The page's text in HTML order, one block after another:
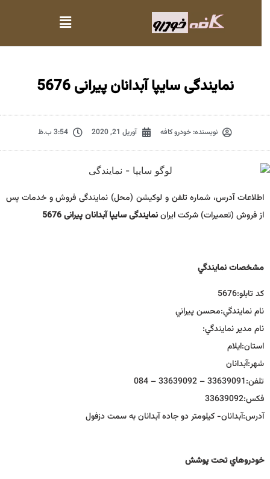
نمایندگی سایپا آبدانان پیرانی 5676
نویسنده:خودرو کافه آوریل 21, 2020 3:54 ب.ظ
اطلاعات آدرس، شماره تلفن و لوکیشن (محل) نمایندگی فروش و خدمات پس
از فروش (تعمیرات) شرکت ایراننمایندگی سایپا آبدانان پیرانی 5676
مشخصات نمايندگي
كد تابلو:5676
نام نمايندگي:محسن پيراني
نام مدير نمايندگي:
استان:ايلام
شهر:آبدانان
تلفن:33639091 – 33639092 – 084
فكس:33639092
آدرس:آبدانان- كيلومتر دو جاده آبدانان به سمت دزفول
خودروهاي تحت پوشش